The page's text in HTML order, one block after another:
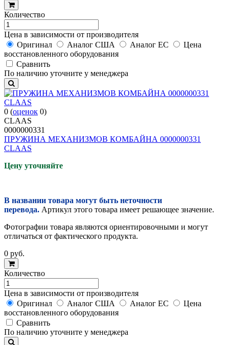
Количество
Цена в зависимости от производителя
Оригинал
Аналог США Аналог ЕС
Цена
восстановленного оборудования
Cравнить
По наличию уточните у менеджера
0 (оценок 0)
CLAAS
0000000331
ПРУЖИНА МЕХАНИЗМОВ КОМБАЙНА 0000000331
CLAAS
Цену уточняйте
В названии товара могут быть неточности
перевода. Артикул этого товара имеет решающее значение.
Фотографии товара являются ориентировочными и могут
отличаться от фактического продукта.
0 руб.
Количество
Цена в зависимости от производителя
Оригинал
Аналог США Аналог ЕС
Цена
восстановленного оборудования
Cравнить
По наличию уточните у менеджера